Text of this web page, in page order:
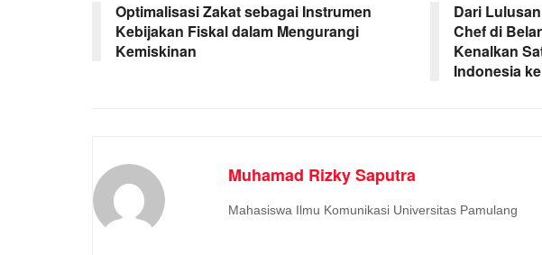
Optimalisasi Zakat sebagai Instrumen
Kebijakan Fiskal dalam Mengurangi
Kemiskinan
Dari
Chef di
Kenalkan
Indonesia
Muhamad Rizky Saputra
Mahasiswa Ilmu Komunikasi Universitas Pamulang